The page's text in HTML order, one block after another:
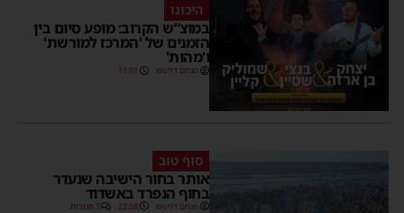
היכונו
במוצ”ש הקרוב: מופע סיום בין
הזמנים של 'המרכז למורשת'
ו'מהות'
מנחם דויטש 11:01
סוף טוב
אותר בחור הישיבה שנעדר
בחוף הנפרד באשדוד
מנחם דויטש 22:08 3 תגובות